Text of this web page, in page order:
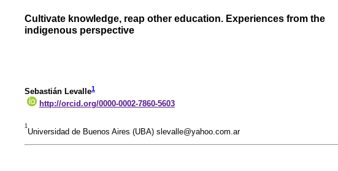
Cultivate knowledge, reap other education. Experiences from the
indigenous perspective
Sebastián Levalle1
http://orcid.org/0000-0002-7860-5603
1
Universidad de Buenos Aires (UBA) slevalle@yahoo.com.ar